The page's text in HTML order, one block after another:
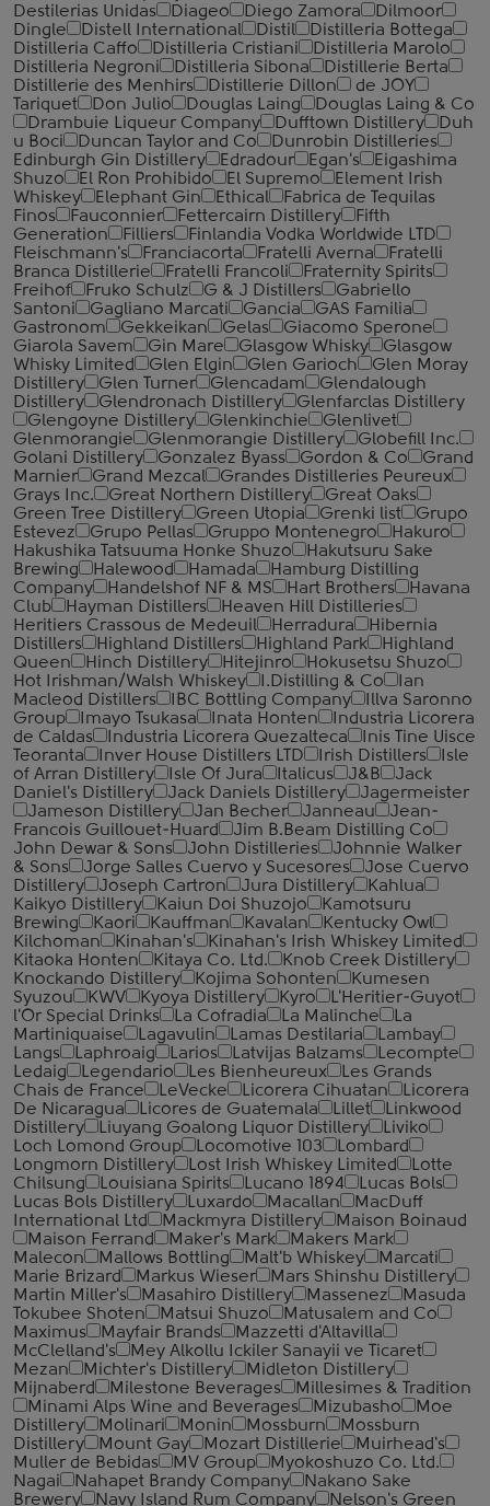
Destilerias Unidas
Diageo Diego Zamora
Dilmoor
Dingle
Distell International Distil
Distilleria Bottega
Distilleria Caffo
Distilleria Cristiani
Distilleria Marolo
Distilleria Negroni
Distilleria Sibona
Distillerie Berta
Distillerie des Menhirs
Distillerie Dillon
de JOY
Tariquet
Don Julio Douglas Laing
Douglas Laing & Co
Drambuie Liqueur Company
Dufftown Distillery
Duh
u Boci
Duncan Taylor and Co
Dunrobin Distilleries
Edinburgh Gin Distillery
Edradour Egan's
Eigashima
Shuzo
El Ron Prohibido El Supremo
Element Irish
Whiskey
Elephant Gin Ethical
Fabrica de Tequilas
Finos
Fauconnier Fettercairn Distillery
Fifth
Generation
Filliers
Finlandia Vodka Worldwide LTD
Fleischmann's
Franciacorta Fratelli Averna
Fratelli
Branca Distillerie
Fratelli ‎Francoli
Fraternity Spirits
Freihof
Fruko Schulz G & J Distillers
Gabriello
Santoni
Gagliano Marcati Gancia
GAS Familia
Gastronom
Gekkeikan Gelas
Giacomo Sperone
Giarola Savem
Gin Mare Glasgow Whisky
Glasgow
Whisky Limited
Glen Elgin Glen Garioch
Glen Moray
Distillery
Glen Turner Glencadam
Glendalough
Distillery
Glendronach Distillery
Glenfarclas Distillery
Glengoyne Distillery
Glenkinchie
Glenlivet
Glenmorangie
Glenmorangie Distillery
Globefill Inc.
Golani Distillery
Gonzalez Byass Gordon & Co
Grand
Marnier
Grand Mezcal
Grandes Distilleries Peureux
Grays Inc.
Great Northern Distillery
Great Oaks
Green Tree Distillery
Green Utopia Grenki list
Grupo
Estevez
Grupo Pellas Gruppo Montenegro
Hakuro
Hakushika Tatsuuma Honke Shuzo
Hakutsuru Sake
Brewing
Halewood Hamada
Hamburg Distilling
Company
Handelshof NF & MS Hart Brothers
Havana
Club
Hayman Distillers
Heaven Hill Distilleries
Heritiers Crassous de Medeuil
Herradura
Hibernia
Distillers
Highland Distillers Highland Park
Highland
Queen
Hinch Distillery Hitejinro
Hokusetsu Shuzo
Hot Irishman/Walsh Whiskey
I.Distilling & Co
Ian
Macleod Distillers
IBC Bottling Company
Illva Saronno
Group
Imayo Tsukasa Inata Honten
Industria Licorera
de Caldas
Industria Licorera Quezalteca
Inis Tine Uisce
Teoranta
Inver House Distillers LTD Irish Distillers
Isle
of Arran Distillery
Isle Of Jura Italicus J&B
Jack
Daniel's Distillery
Jack Daniels Distillery
Jagermeister
Jameson Distillery
Jan Becher Janneau
Jean-
Francois Guillouet-Huard
Jim B.Beam Distilling Co
John Dewar & Sons
John Distilleries
Johnnie Walker
& Sons
Jorge Salles Cuervo y Sucesores
Jose Cuervo
Distillery
Joseph Cartron Jura Distillery
Kahlua
Kaikyo Distillery
Kaiun Doi Shuzojo
Kamotsuru
Brewing
Kaori Kauffman Kavalan
Kentucky Owl
Kilchoman
Kinahan's
Kinahan's Irish Whiskey Limited
Kitaoka Honten
Kitaya Co. Ltd.
Knob Creek Distillery
Knockando Distillery
Kojima Sohonten
Kumesen
Syuzou
KWV Kyoya Distillery Kyro
L'Heritier-Guyot
l'Or Special Drinks
La Cofradia La Malinche
La
Martiniquaise
Lagavulin Lamas Destilaria
Lambay
Langs
Laphroaig Larios Latvijas Balzams
Lecompte
Ledaig
Legendario Les Bienheureux
Les Grands
Chais de France
LeVecke Licorera Cihuatan
Licorera
De Nicaragua
Licores de Guatemala Lillet
Linkwood
Distillery
Liuyang Goalong Liquor Distillery
Liviko
Loch Lomond Group
Locomotive 103
Lombard
Longmorn Distillery
Lost Irish Whiskey Limited
Lotte
Chilsung
Louisiana Spirits Lucano 1894
Lucas Bols
Lucas Bols Distillery
Luxardo Macallan
MacDuff
International Ltd
Mackmyra Distillery
Maison Boinaud
Maison Ferrand
Maker's Mark
Makers Mark
Malecon
Mallows Bottling Malt'b Whiskey
Marcati
Marie Brizard
Markus Wieser
Mars Shinshu Distillery
Martin Miller's
Masahiro Distillery Massenez
Masuda
Tokubee Shoten
Matsui Shuzo
Matusalem and Co
Maximus
Mayfair Brands
Mazzetti d'Altavilla
McClelland's
Mey Alkollu Ickiler Sanayii ve Ticaret
Mezan
Michter's Distillery
Midleton Distillery
Mijnaberd
Milestone Beverages
Millesimes & Tradition
Minami Alps Wine and Beverages
Mizubasho
Moe
Distillery
Molinari Monin Mossburn
Mossburn
Distillery
Mount Gay Mozart Distillerie
Muirhead's
Muller de Bebidas
MV Group
Myokoshuzo Co. Ltd.
Nagai
Nahapet Brandy Company
Nakano Sake
Brewery
Navy Island Rum Company
Nelson's Green